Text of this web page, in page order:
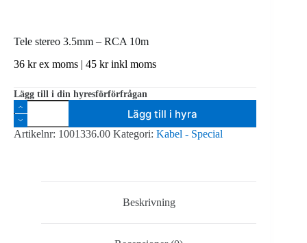
Tele stereo 3.5mm – RCA 10m
36 krex moms | 45 krinkl moms
Lägg till i din hyresförförfrågan
Tele
stereo
3.5mm
-
Lägg till i hyra
Artikelnr: 1001336.00 Kategori: Kabel - Special
Beskrivning